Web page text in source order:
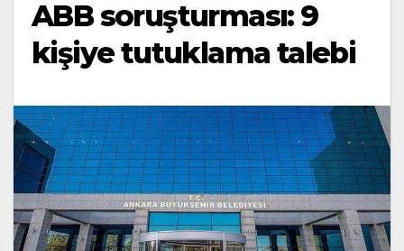
ABB soruşturması: 9
kişiye tutuklama talebi